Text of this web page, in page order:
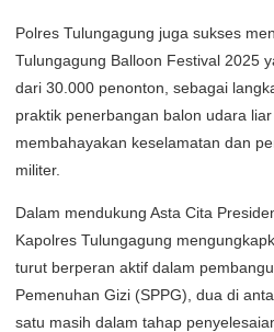
Polres Tulungagung juga sukses
Tulungagung Balloon Festival 2025
dari 30.000 penonton, sebagai
praktik penerbangan balon udara
membahayakan keselamatan dan
militer.
Dalam mendukung Asta Cita
Kapolres Tulungagung
turut berperan aktif dalam
Pemenuhan Gizi (SPPG), dua di
satu masih dalam tahap